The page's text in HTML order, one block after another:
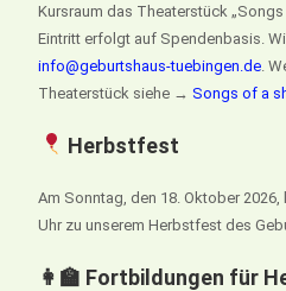
Kursraum das Theaterstück
Eintritt erfolgt auf Spendenbasis.
info@geburtshaus-tuebingen.de .
Theaterstück siehe →Songs of a
Herbstfest
Am Sonntag, den 18. Oktober
Uhr zu unserem Herbstfest des
👩‍🏫 Fortbildungen für